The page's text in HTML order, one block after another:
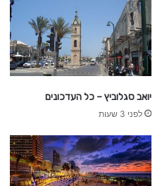
יואב סגלוביץ – כל העדכונים
לפני 3 שעות